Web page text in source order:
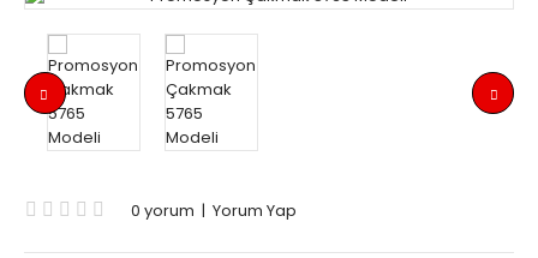
0 yorum | Yorum Yap